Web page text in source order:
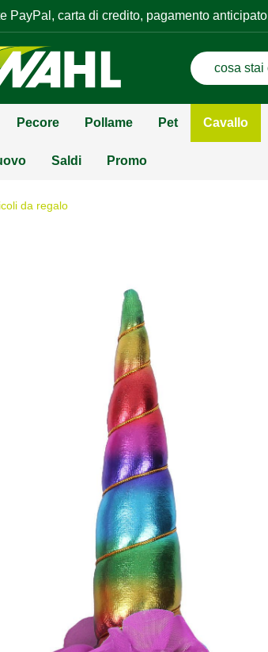
PayPal, carta di credito, pagamento anticipato
Pecore Pollame Pet Cavallo
Saldi Promo
da regalo